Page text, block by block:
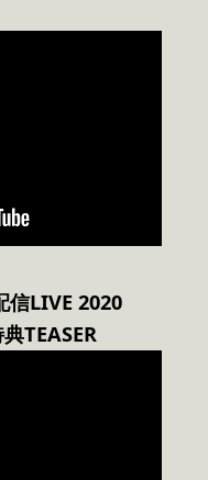
LIVE 2020
TEASER